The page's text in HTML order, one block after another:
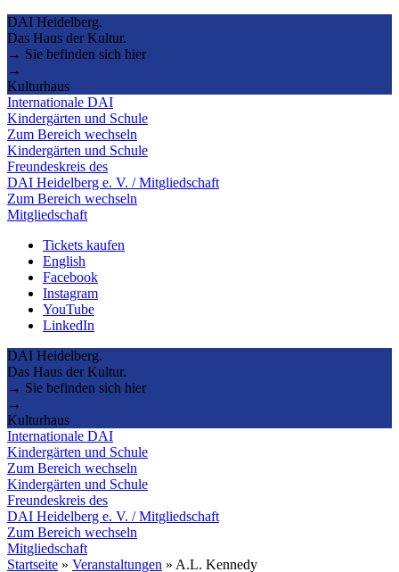
DAI Heidelberg.
Das Haus der Kultur.
→ Sie befinden sich hier
→
Kulturhaus
Internationale DAI
Kindergärten und Schule
Zum Bereich wechseln
Kindergärten und Schule
Freundeskreis des
DAI Heidelberg e. V. / Mitgliedschaft
Zum Bereich wechseln
Mitgliedschaft
Tickets kaufen
English
Facebook
Instagram
YouTube
LinkedIn
DAI Heidelberg.
Das Haus der Kultur.
→ Sie befinden sich hier
→
Kulturhaus
Internationale DAI
Kindergärten und Schule
Zum Bereich wechseln
Kindergärten und Schule
Freundeskreis des
DAI Heidelberg e. V. / Mitgliedschaft
Zum Bereich wechseln
Mitgliedschaft
Startseite » Veranstaltungen » A.L. Kennedy